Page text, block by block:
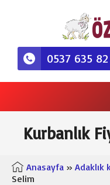
0537 635
Kurbanlık
Anasayfa » Adaklık
Selim